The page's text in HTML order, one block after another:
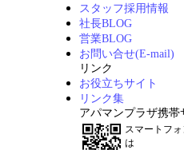
スタッフ採用情報
社長BLOG
営業BLOG
お問い合せ(E-mail)
リンク
お役立ちサイト
リンク集
アパマンプラザ携帯
スマートフォ
は